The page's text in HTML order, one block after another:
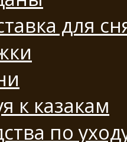
для
к казакам
по